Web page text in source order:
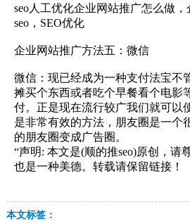
seo人工优化企业网站推广怎么做，
seo，SEO优化
企业网站推广方法五：微信
微信：现已经成为一种支付法宝不
摊买个东西或者吃个早餐看个电影
付。正是现在流行较广我们就可以
是非常有效的方法，朋友圈是一个
的朋友圈变成广告圈。
“声明: 本文是(顺的推seo)原创，请
也是一种美德。转载请保留链接！
本文标签：